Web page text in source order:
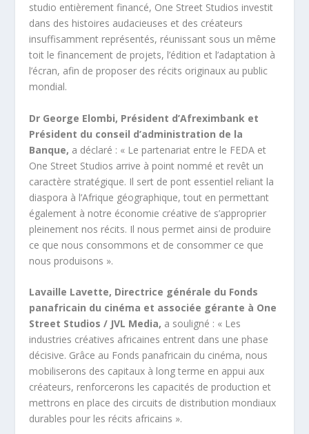
studio entièrement financé, One Street Studios investit
dans des histoires audacieuses et des créateurs
insuffisamment représentés, réunissant sous un même
toit le financement de projets, l’édition et l’adaptation à
l’écran, afin de proposer des récits originaux au public
mondial.
Dr George Elombi, Président d’Afreximbank et
Président du conseil d’administration de la
Banque, a déclaré : « Le partenariat entre le FEDA et
One Street Studios arrive à point nommé et revêt un
caractère stratégique. Il sert de pont essentiel reliant la
diaspora à l’Afrique géographique, tout en permettant
également à notre économie créative de s’approprier
pleinement nos récits. Il nous permet ainsi de produire
ce que nous consommons et de consommer ce que
nous produisons ».
Lavaille Lavette, Directrice générale du Fonds
panafricain du cinéma et associée gérante à One
Street Studios / JVL Media, a souligné : « Les
industries créatives africaines entrent dans une phase
décisive. Grâce au Fonds panafricain du cinéma, nous
mobiliserons des capitaux à long terme en appui aux
créateurs, renforcerons les capacités de production et
mettrons en place des circuits de distribution mondiaux
durables pour les récits africains ».